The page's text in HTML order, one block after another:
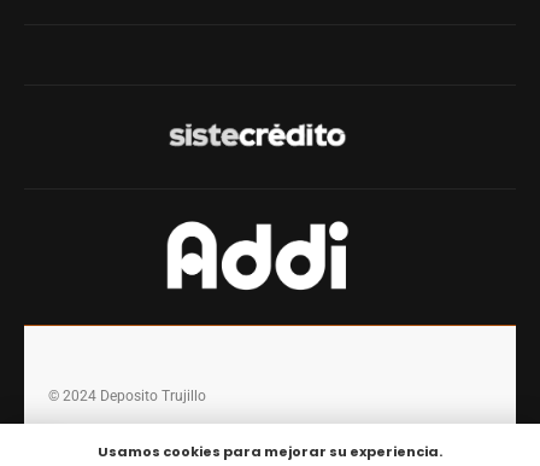
Usamos cookies para mejorar su experiencia.
© 2024 Deposito Trujillo